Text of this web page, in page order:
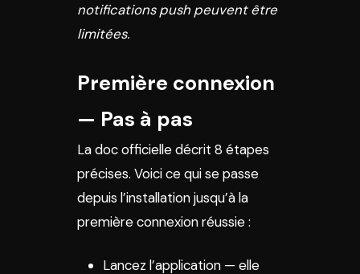
notifications push peuvent être
limitées.
Première connexion
— Pas à pas
La doc officielle décrit 8 étapes
précises. Voici ce qui se passe
depuis l’installation jusqu’à la
première connexion réussie :
Lancez l’application — elle